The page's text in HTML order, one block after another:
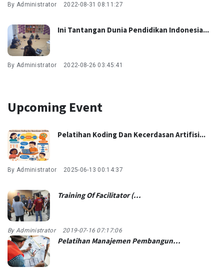
By Administrator 2022-08-31 08:11:27
Ini Tantangan Dunia Pendidikan Indonesia...
By Administrator 2022-08-26 03:45:41
Upcoming Event
Pelatihan Koding Dan Kecerdasan Artifisi...
By Administrator 2025-06-13 00:14:37
Training Of Facilitator (...
By Administrator 2019-07-16 07:17:06
Pelatihan Manajemen Pembangun...